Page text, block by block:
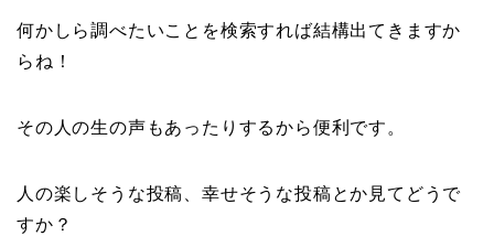
何かしら調べたいことを検索すれば結構出てきますか
らね！
その人の生の声もあったりするから便利です。
人の楽しそうな投稿、幸せそうな投稿とか見てどうで
すか？